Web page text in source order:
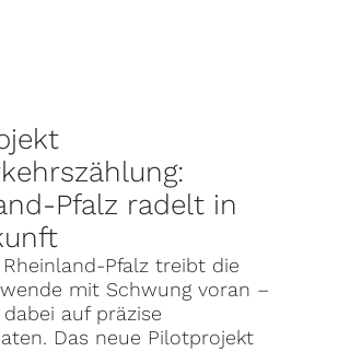
Pfalz radelt in
Pfalz treibt die
mit Schwung voran –
auf präzise
Das neue Pilotprojekt